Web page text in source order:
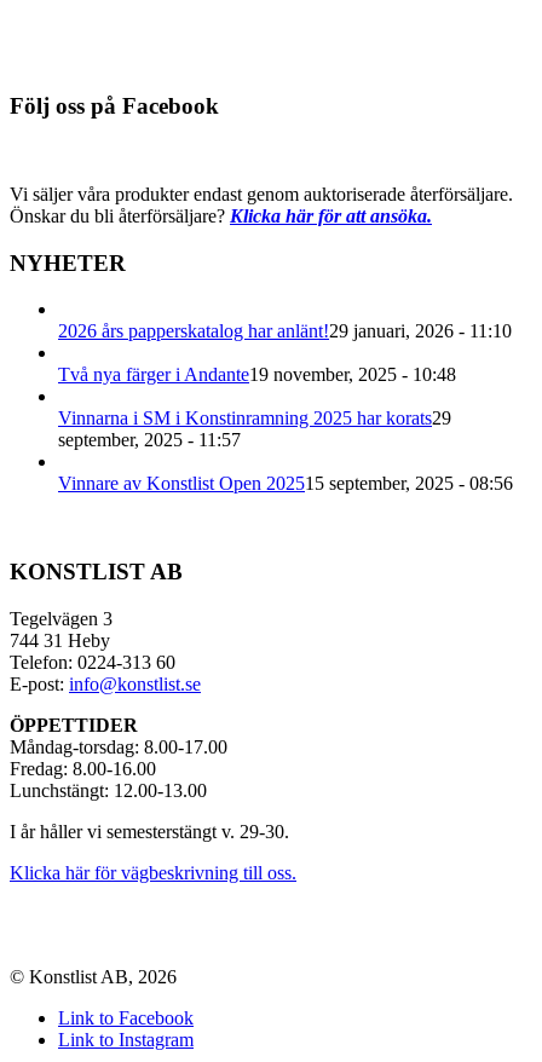
Följ oss på Facebook
Vi säljer våra produkter endast genom auktoriserade återförsäljare.
Önskar du bli återförsäljare? Klicka här för att ansöka.
NYHETER
2026 års papperskatalog har anlänt!29 januari, 2026 - 11:10
Två nya färger i Andante19 november, 2025 - 10:48
Vinnarna i SM i Konstinramning 2025 har korats29
september, 2025 - 11:57
Vinnare av Konstlist Open 202515 september, 2025 - 08:56
KONSTLIST AB
Tegelvägen 3
744 31 Heby
Telefon: 0224-313 60
E-post: info@konstlist.se
ÖPPETTIDER
Måndag-torsdag: 8.00-17.00
Fredag: 8.00-16.00
Lunchstängt: 12.00-13.00
I år håller vi semesterstängt v. 29-30.
Klicka här för vägbeskrivning till oss.
© Konstlist AB, 2026
Link to Facebook
Link to Instagram